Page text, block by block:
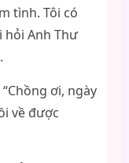
tình. Tôi có
hỏi Anh Thư
ơi, ngày
về được